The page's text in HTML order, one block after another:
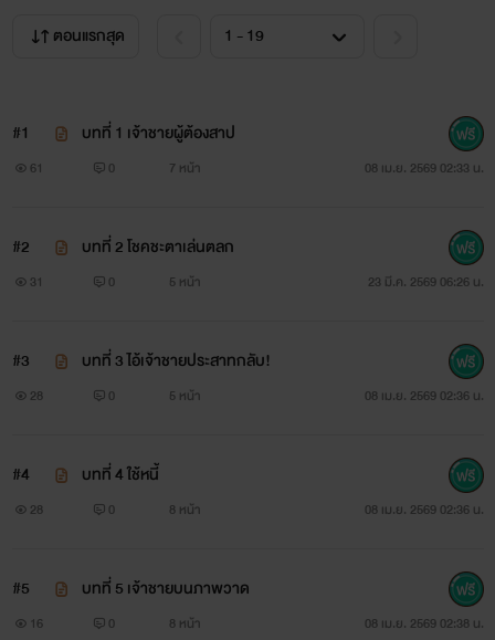
ตอนแรกสุด
#1 บทที่ 1 เจ้าชายผู้ต้องสาป
61 0 7 หน้า 08 เม.ย. 2569 02:33 น.
#2 บทที่ 2 โชคชะตาเล่นตลก
31 0 5 หน้า 23 มี.ค. 2569 06:26 น.
#3 บทที่ 3 ไอ้เจ้าชายประสาทกลับ!
28 0 5 หน้า 08 เม.ย. 2569 02:36 น.
#4 บทที่ 4 ใช้หนี้
28 0 8 หน้า 08 เม.ย. 2569 02:36 น.
#5 บทที่ 5 เจ้าชายบนภาพวาด
16 0 8 หน้า 08 เม.ย. 2569 02:38 น.